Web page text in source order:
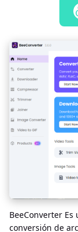
BeeConverter
conversión de